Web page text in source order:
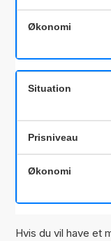
Hvis du vil have et